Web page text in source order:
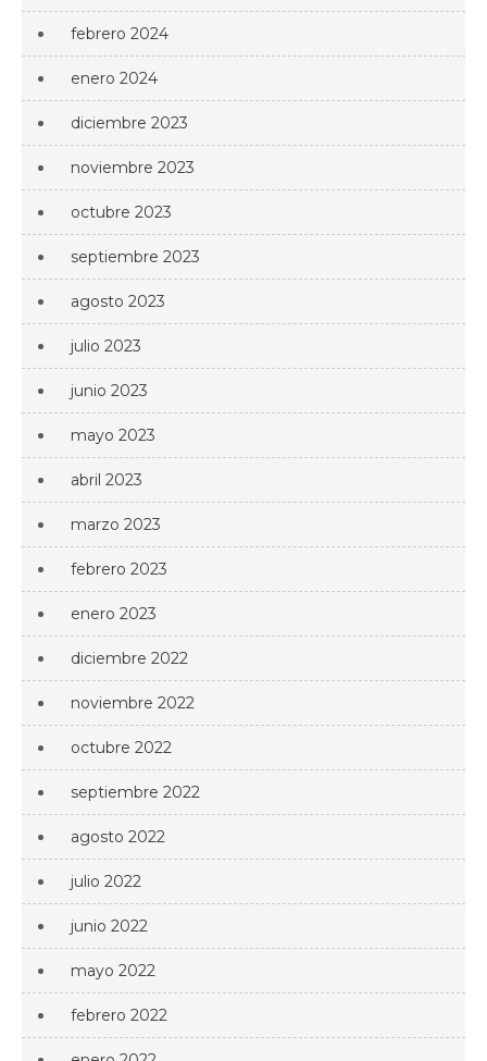
febrero 2024
enero 2024
diciembre 2023
noviembre 2023
octubre 2023
septiembre 2023
agosto 2023
julio 2023
junio 2023
mayo 2023
abril 2023
marzo 2023
febrero 2023
enero 2023
diciembre 2022
noviembre 2022
octubre 2022
septiembre 2022
agosto 2022
julio 2022
junio 2022
mayo 2022
febrero 2022